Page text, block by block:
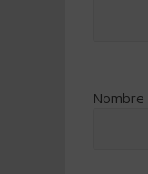
Nombre